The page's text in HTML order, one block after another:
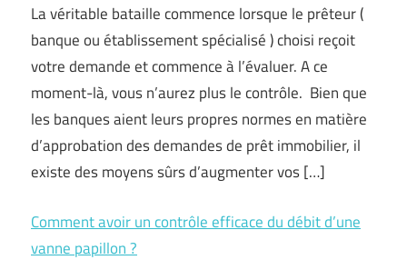
La véritable bataille commence lorsque le prêteur (
banque ou établissement spécialisé ) choisi reçoit
votre demande et commence à l’évaluer. A ce
moment-là, vous n’aurez plus le contrôle. Bien que
les banques aient leurs propres normes en matière
d’approbation des demandes de prêt immobilier, il
existe des moyens sûrs d’augmenter vos […]
Comment avoir un contrôle efficace du débit d’une
vanne papillon ?